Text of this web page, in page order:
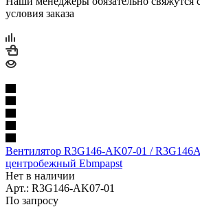
условия заказа
Вентилятор R3G146-AK07-01 /
центробежный Ebmpapst
Нет в наличии
Арт.: R3G146-AK07-01
По запросу